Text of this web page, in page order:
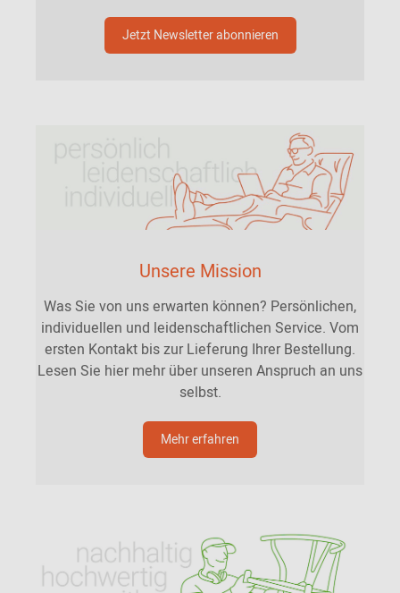
Jetzt Newsletter abonnieren
Unsere Mission
Was Sie von uns erwarten können? Persönlichen,
individuellen und leidenschaftlichen Service. Vom
ersten Kontakt bis zur Lieferung Ihrer Bestellung.
Lesen Sie hier mehr über unseren Anspruch an uns
selbst.
Mehr erfahren